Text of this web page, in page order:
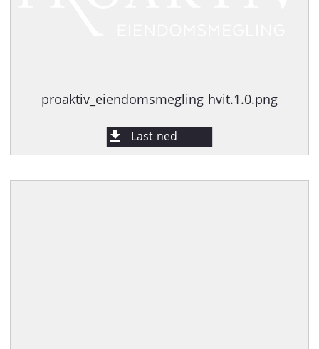
proaktiv_eiendomsmegling hvit.1.0.png
Last ned